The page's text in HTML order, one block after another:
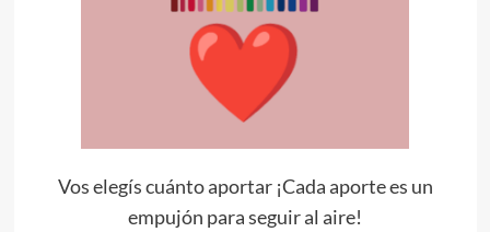
Vos elegís cuánto aportar ¡Cada aporte es un
empujón para seguir al aire!